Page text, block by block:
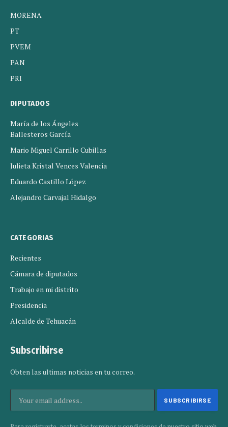
MORENA
PT
PVEM
PAN
PRI
DIPUTADOS
María de los Ángeles
Ballesteros García
Mario Miguel Carrillo Cubillas
Julieta Kristal Vences Valencia
Eduardo Castillo López
Alejandro Carvajal Hidalgo
CATEGORIAS
Recientes
Cámara de diputados
Trabajo en mi distrito
Presidencia
Alcalde de Tehuacán
Subscribirse
Obten las ultimas noticias en tu correo.